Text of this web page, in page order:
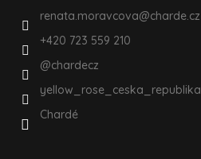
renata.moravcova@charde.cz
+420 723 559 210
@chardecz
yellow_rose_ceska_republika
Chardé